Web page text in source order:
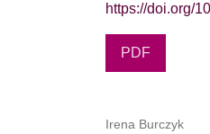
https://doi.org/
PDF
Irena Burczyk